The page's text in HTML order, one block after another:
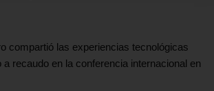
compartió las experiencias tecnológicas
a recaudo en la conferencia internacional en